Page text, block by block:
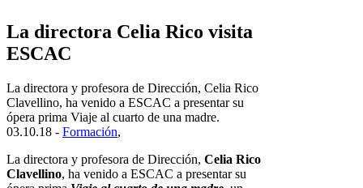
La directora Celia Rico visita
ESCAC
La directora y profesora de Dirección, Celia Rico
Clavellino, ha venido a ESCAC a presentar su
ópera prima Viaje al cuarto de una madre.
03.10.18 - Formación,
La directora y profesora de Dirección, Celia Rico
Clavellino, ha venido a ESCAC a presentar su